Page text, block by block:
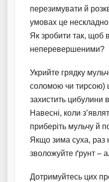
перезимувати й
умовах це
Як зробити так, щоб
неперевершеними?
Укрийте грядку
соломою чи тирсою)
захистить цибулини
Навесні, коли
приберіть мульчу й
Якщо зима суха, раз
зволожуйте ґрунт –
Дотримуйтесь цих